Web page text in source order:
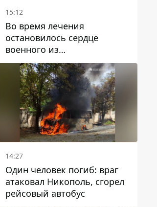
15:12
Во время лечения
остановилось сердце
военного из
Днепропетровской области
Ростислава Лупашко
14:27
Один человек погиб: враг
атаковал Никополь, сгорел
рейсовый автобус